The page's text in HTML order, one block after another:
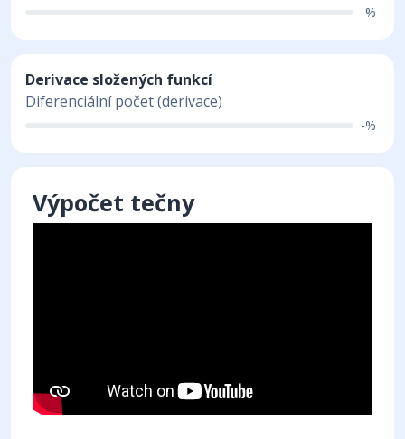
-%
Derivace složených funkcí
Diferenciální počet (derivace)
-%
Výpočet tečny